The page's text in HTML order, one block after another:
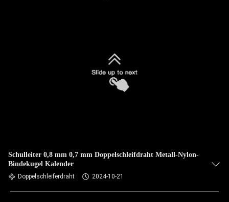
Schulleiter 0,8 mm 0,7 mm Doppelschleifdraht Metall-Nylon-
Bindekugel Kalender
Doppelschleiferdraht 2024-10-21